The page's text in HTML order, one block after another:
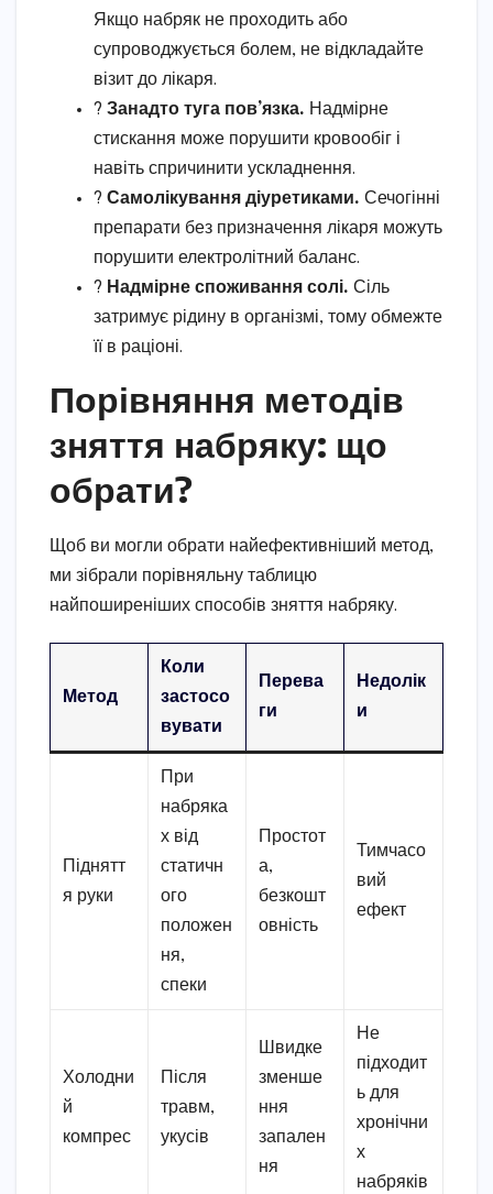
Якщо набряк не проходить або
супроводжується болем, не відкладайте
візит до лікаря.
? Занадто туга пов’язка. Надмірне
стискання може порушити кровообіг і
навіть спричинити ускладнення.
? Самолікування діуретиками. Сечогінні
препарати без призначення лікаря можуть
порушити електролітний баланс.
? Надмірне споживання солі. Сіль
затримує рідину в організмі, тому обмежте
її в раціоні.
Порівняння методів
зняття набряку: що
обрати?
Щоб ви могли обрати найефективніший метод,
ми зібрали порівняльну таблицю
найпоширеніших способів зняття набряку.
Метод
Коли
застосо
вувати
Перева
ги
Недолік
и
Піднятт
я руки
При
набряка
х від
статичн
ого
положен
ня,
спеки
Простот
а,
безкошт
овність
Тимчасо
вий
ефект
Холодни
й
компрес
Після
травм,
укусів
Швидке
зменше
ння
запален
ня
Не
підходит
ь для
хронічни
х
набряків